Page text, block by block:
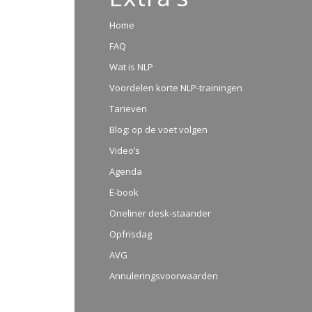
Home
FAQ
Wat is NLP
Voordelen korte NLP-trainingen
Tarieven
Blog: op de voet volgen
Video’s
Agenda
E-book
Oneliner desk-staander
Opfrisdag
AVG
Annuleringsvoorwaarden